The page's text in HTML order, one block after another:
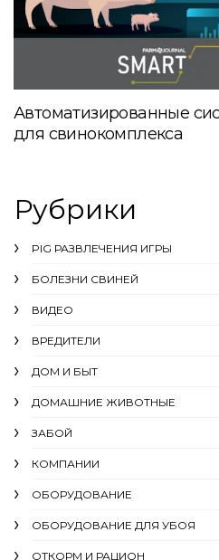
Автоматизированные
для свинокомплекса
Рубрики
PIG РАЗВЛЕЧЕНИЯ ИГРЫ
БОЛЕЗНИ СВИНЕЙ
ВИДЕО
ВРЕДИТЕЛИ
ДОМ И БЫТ
ДОМАШНИЕ ЖИВОТНЫЕ
ЗАБОЙ
КОМПАНИИ
ОБОРУДОВАНИЕ
ОБОРУДОВАНИЕ ДЛЯ УБОЯ
ОТКОРМ И РАЦИОН